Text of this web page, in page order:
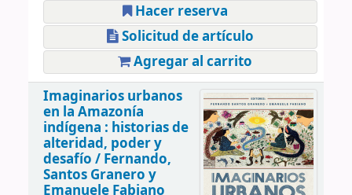
Hacer reserva
Solicitud de artículo
Agregar al carrito
Imaginarios urbanos
en la Amazonía
indígena : historias de
alteridad, poder y
desafío / Fernando,
Santos Granero y
Emanuele Fabiano